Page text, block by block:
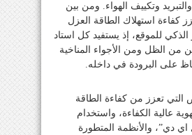
وتكييف الهواء. ومن بين
كفاءة استهلاك الطاقة العزل
الذكي للموقع، إذ يستفيد كل استاد
من الظل ومن الأجواء المناخية
على البرودة في داخله.
تعزز من كفاءة الطاقة
عالية الكفاءة، واستخدام
اي دي”، والأنظمة المتطورة